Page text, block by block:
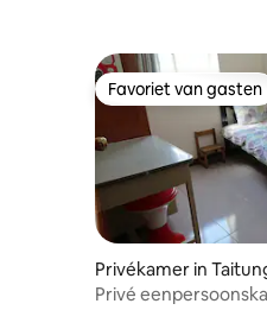
Favoriet van gasten
Favoriet van gasten
Privékamer in
Privé